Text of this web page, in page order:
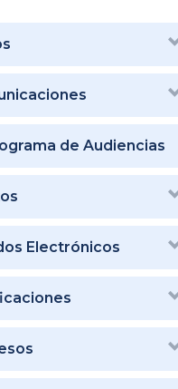
de Audiencias
Electrónicos